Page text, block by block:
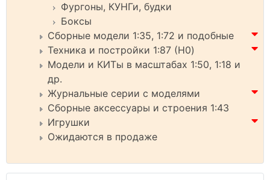
Фургоны, КУНГи, будки
Боксы
Сборные модели 1:35, 1:72 и подобные
Техника и постройки 1:87 (H0)
Модели и КИТы в масштабах 1:50, 1:18 и
др.
Журнальные серии с моделями
Сборные аксессуары и строения 1:43
Игрушки
Ожидаются в продаже